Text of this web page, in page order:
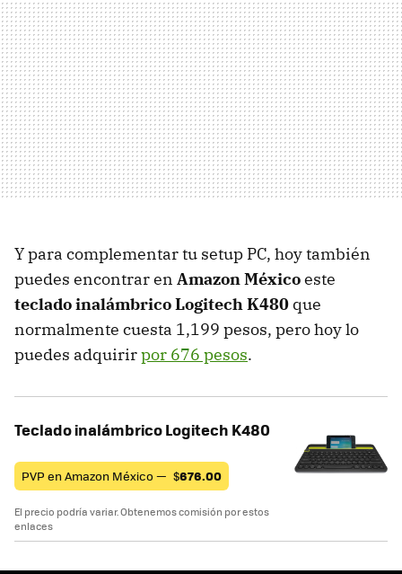
Y para complementar tu setup PC, hoy también
puedes encontrar en Amazon Méxicoeste
teclado inalámbrico Logitech K480 que
normalmente cuesta 1,199 pesos, pero hoy lo
puedes adquirirpor 676 pesos.
Teclado inalámbrico Logitech K480
PVP en Amazon México — $676.00
El precio podría variar. Obtenemos comisión por estos
enlaces